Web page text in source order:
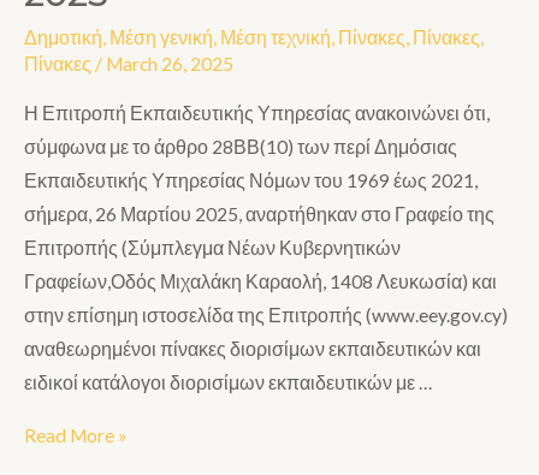
Δημοτική, Μέση γενική, Μέση τεχνική, Πίνακες, Πίνακες,
Πίνακες / March 26, 2025
Η Επιτροπή Εκπαιδευτικής Υπηρεσίας ανακοινώνει ότι,
σύμφωνα με το άρθρο 28ΒΒ(10) των περί Δημόσιας
Εκπαιδευτικής Υπηρεσίας Νόμων του 1969 έως 2021,
σήμερα, 26 Μαρτίου 2025, αναρτήθηκαν στο Γραφείο της
Επιτροπής (Σύμπλεγμα Νέων Κυβερνητικών
Γραφείων,Οδός Μιχαλάκη Καραολή, 1408 Λευκωσία) και
στην επίσημη ιστοσελίδα της Επιτροπής (www.eey.gov.cy)
αναθεωρημένοι πίνακες διορισίμων εκπαιδευτικών και
ειδικοί κατάλογοι διορισίμων εκπαιδευτικών με …
Read More »